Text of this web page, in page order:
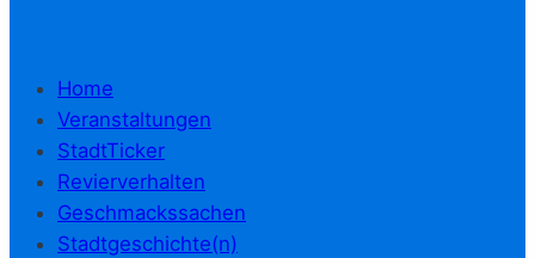
Home
Veranstaltungen
StadtTicker
Revierverhalten
Geschmackssachen
Stadtgeschichte(n)